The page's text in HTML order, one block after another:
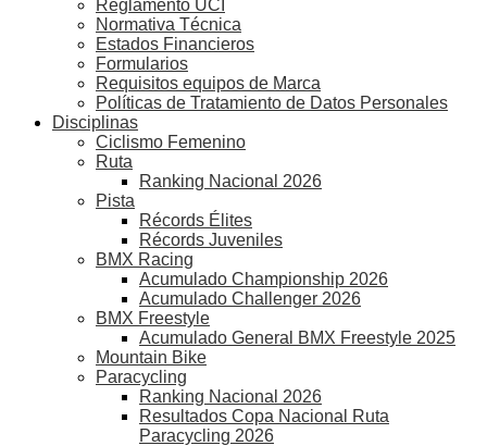
Reglamento UCI
Normativa Técnica
Estados Financieros
Formularios
Requisitos equipos de Marca
Políticas de Tratamiento de Datos Personales
Disciplinas
Ciclismo Femenino
Ruta
Ranking Nacional 2026
Pista
Récords Élites
Récords Juveniles
BMX Racing
Acumulado Championship 2026
Acumulado Challenger 2026
BMX Freestyle
Acumulado General BMX Freestyle 2025
Mountain Bike
Paracycling
Ranking Nacional 2026
Resultados Copa Nacional Ruta
Paracycling 2026